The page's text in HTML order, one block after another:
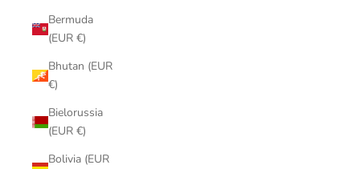
Bermuda
(EUR €)
Bhutan (EUR
€)
Bielorussia
(EUR €)
Bolivia (EUR